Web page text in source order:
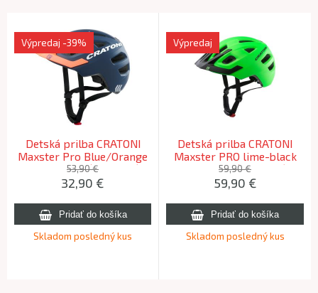
Detská prilba CRATONI
Maxster Pro Blue/Orange
Matt - XS/S (46-51cm)
Výpredaj -39%
53,90 €
32,90 €
Skladom posledný kus
Detská prilba CRATONI
Maxster PRO lime-black
matt, S-M (51-56cm)
Výpredaj
59,90 €
59,90 €
Skladom posledný kus